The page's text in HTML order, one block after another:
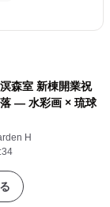
森室 新棟開業祝
― 水彩画 × 琉球
H